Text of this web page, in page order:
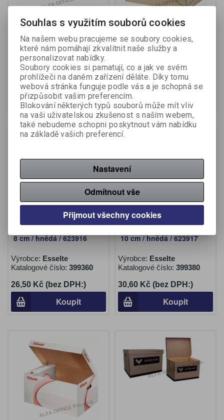
Úložný box Emba přírodní
hnědá / TYP UB3
Výrobce:Emba
Katalogové číslo:396400
131 Kč (bez DPH:)
Koupit
Archivní kontejnery ECO -
na pořadače / s víkem /
623918
Výrobce:Esselte
Katalogové číslo:
399440
177 Kč (bez DPH:)
8 cm / hnědá / 623916
Výrobce: Esselte
Katalogové číslo: 399360
26,50 Kč (bez DPH:)
Koupit
10 cm / hnědá / 623917
Výrobce: Esselte
Katalogové číslo: 399380
30,60 Kč (bez DPH:)
Koupit
Souhlas s využitím souborů cookies
Na našem webu pracujeme se soubory cookies,
které nám pomáhají zkvalitnit naše služby a
personalizovat nabídky.
Soubory cookies si pamatují, co a jak ve svém
prohlížeči na daném zařízení děláte. Díky tomu
webová stránka funguje podle vás a je schopná se
přizpůsobit vašim preferencím.
Blokování některých typů souborů může mít vliv
na vaši uživatelskou zkušenost s naším webem,
také nebudeme schopni poskytnout vám nabídku
na základě vašich preferencí.
Nastavení
Odmítnout vše
Přijmout všechny cookies